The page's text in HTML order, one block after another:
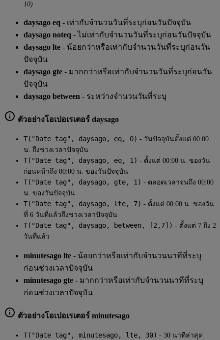
10)
daysago eq - เท่ากับจำนวนวันที่ระบุก่อนวันปัจจุบัน
daysago noteq - ไม่เท่ากับจำนวนวันที่ระบุก่อนวันปัจจุบัน
daysago lte - น้อยกว่าหรือเท่ากับจำนวนวันที่ระบุก่อนวัน
ปัจจุบัน
daysago gte - มากกว่าหรือเท่ากับจำนวนวันที่ระบุก่อนวัน
ปัจจุบัน
daysago between - ระหว่างจำนวนวันที่ระบุ
ตัวอย่างโอเปอเรเตอร์ daysago
T("Date tag", daysago, eq, 0) - วันปัจจุบันตั้งแต่ 00:00
น. ถึงช่วงเวลาปัจจุบัน
T("Date tag", daysago, eq, 1) - ตั้งแต่ 00:00 น. ของวัน
ก่อนหน้าถึง 00:00 น. ของวันปัจจุบัน
T("Date tag", daysago, gte, 1) - ตลอดเวลาจนถึง 00:00
น. ของวันปัจจุบัน
T("Date tag", daysago, lte, 7) - ตั้งแต่ 00:00 น. ของวัน
ที่ 6 วันที่แล้วถึงช่วงเวลาปัจจุบัน
T("Date tag", daysago, between, [2,7]) - ตั้งแต่ 7 ถึง 2
วันที่แล้ว
minutesago lte - น้อยกว่าหรือเท่ากับจำนวนนาทีที่ระบุ
ก่อนช่วงเวลาปัจจุบัน
minutesago gte - มากกว่าหรือเท่ากับจำนวนนาทีที่ระบุ
ก่อนช่วงเวลาปัจจุบัน
ตัวอย่างโอเปอเรเตอร์ minutesago
T("Date tag", minutesago, lte, 30) - 30 นาทีล่าสุด